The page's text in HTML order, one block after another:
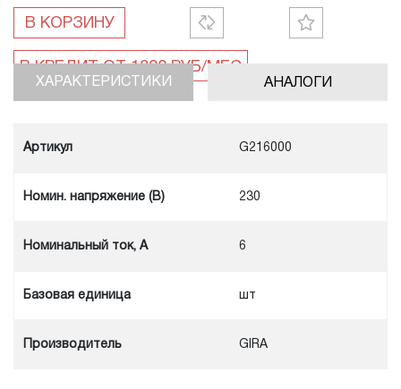
В КОРЗИНУ
АНАЛОГИ
ХАРАКТЕРИСТИКИ
Артикул G216000
Номин. напряжение (В) 230
Номинальный ток, А 6
Базовая единица шт
Производитель GIRA